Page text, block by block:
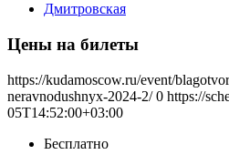
Дмитровская
Цены на билеты
https://kudamoscow.ru/event/
neravnodushnyx-2024-2/ 0 https://
05T14:52:00+03:00
Бесплатно